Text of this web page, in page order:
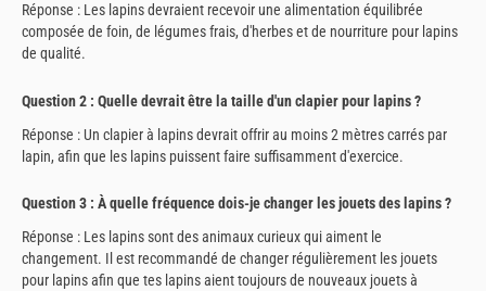
Réponse : Les lapins devraient recevoir une alimentation équilibrée
composée de foin, de légumes frais, d'herbes et de nourriture pour lapins
de qualité.
Question 2 : Quelle devrait être la taille d'un clapier pour lapins ?
Réponse : Un clapier à lapins devrait offrir au moins 2 mètres carrés par
lapin, afin que les lapins puissent faire suffisamment d'exercice.
Question 3 : À quelle fréquence dois-je changer les jouets des lapins ?
Réponse : Les lapins sont des animaux curieux qui aiment le
changement. Il est recommandé de changer régulièrement les jouets
pour lapins afin que tes lapins aient toujours de nouveaux jouets à